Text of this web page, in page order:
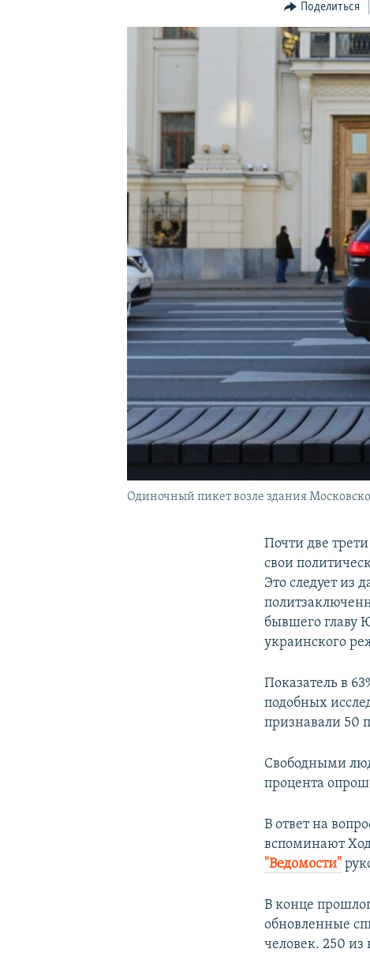
КРЫМ.НЕПОКОРЕННЫЙ
Поделиться
Одиночный пикет возле здания
Почти две
свои
Это следует из
бывшего главу
украинского
Показатель в
подобных
признавали 50
Свободными
процента
В ответ на
вспоминают
"Ведомости"
В конце
обновленные
человек. 250 из